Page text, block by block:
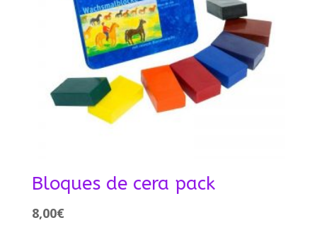
Bloques de cera pack
8,00€